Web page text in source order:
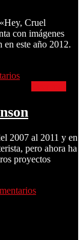
Cruel
con imágenes
este año 2012.
2007 al 2011 y en
pero ahora ha
proyectos